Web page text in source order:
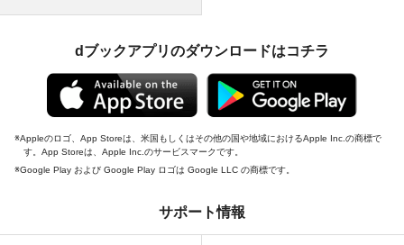
dブックアプリのダウンロードはコチラ
Appleのロゴ、App Storeは、米国もしくはその他の国や地域におけるApple Inc.の商標で
す。App Storeは、Apple Inc.のサービスマークです。
Google Play および Google Play ロゴは Google LLC の商標です。
サポート情報